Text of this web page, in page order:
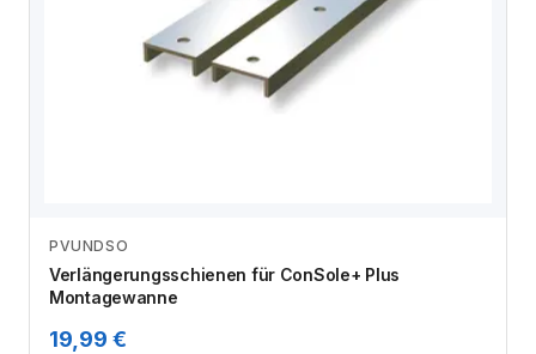
PVUNDSO
Verlängerungsschienen für ConSole+ Plus
Montagewanne
19,99 €